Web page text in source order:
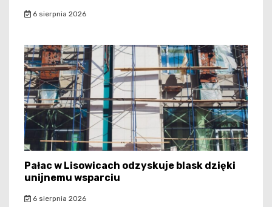
6 sierpnia 2026
Pałac w Lisowicach odzyskuje blask dzięki
unijnemu wsparciu
6 sierpnia 2026